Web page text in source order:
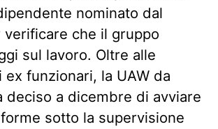
nominato dal
verificare che il gruppo
sul lavoro. Oltre alle
ex funzionari, la UAW da
deciso a dicembre di avviare
sotto la supervisione